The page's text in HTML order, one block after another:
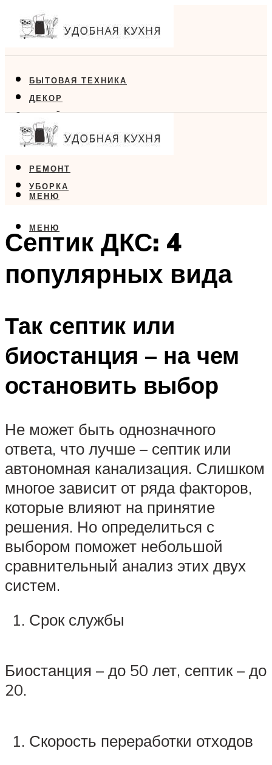
БЫТОВАЯ ТЕХНИКА
ДЕКОР
ДИЗАЙН
ЕДА
РЕМОНТ
УБОРКА
МЕНЮ
МЕНЮ
Септик ДКС: 4
популярных вида
Так септик или
биостанция – на чем
остановить выбор
Не может быть однозначного
ответа, что лучше – септик или
автономная канализация. Слишком
многое зависит от ряда факторов,
которые влияют на принятие
решения. Но определиться с
выбором поможет небольшой
сравнительный анализ этих двух
систем.
Срок службы
Биостанция – до 50 лет, септик – до
20.
Скорость переработки отходов